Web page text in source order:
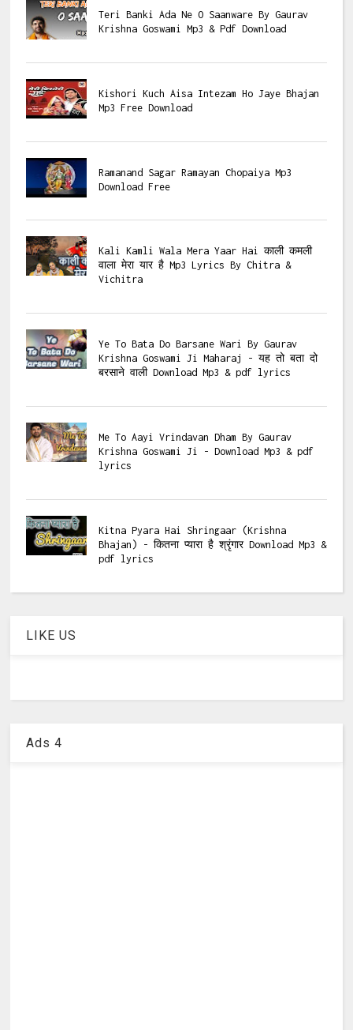
Teri Banki Ada Ne O Saanware By Gaurav
Krishna Goswami Mp3 & Pdf Download
Kishori Kuch Aisa Intezam Ho Jaye Bhajan
Mp3 Free Download
Ramanand Sagar Ramayan Chopaiya Mp3
Download Free
Kali Kamli Wala Mera Yaar Hai काली कमली
वाला मेरा यार है Mp3 Lyrics By Chitra &
Vichitra
Ye To Bata Do Barsane Wari By Gaurav
Krishna Goswami Ji Maharaj - यह तो बता दो
बरसाने वाली Download Mp3 & pdf lyrics
Me To Aayi Vrindavan Dham By Gaurav
Krishna Goswami Ji - Download Mp3 & pdf
lyrics
Kitna Pyara Hai Shringaar (Krishna
Bhajan) - कितना प्यारा है श्रृंगार Download Mp3 &
pdf lyrics
LIKE US
Ads 4